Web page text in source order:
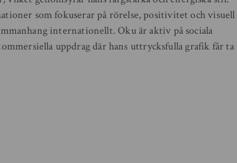
som fokuserar på rörelse, positivitet och visuell
internationellt. Oku är aktiv på sociala
uppdrag där hans uttrycksfulla grafik får ta